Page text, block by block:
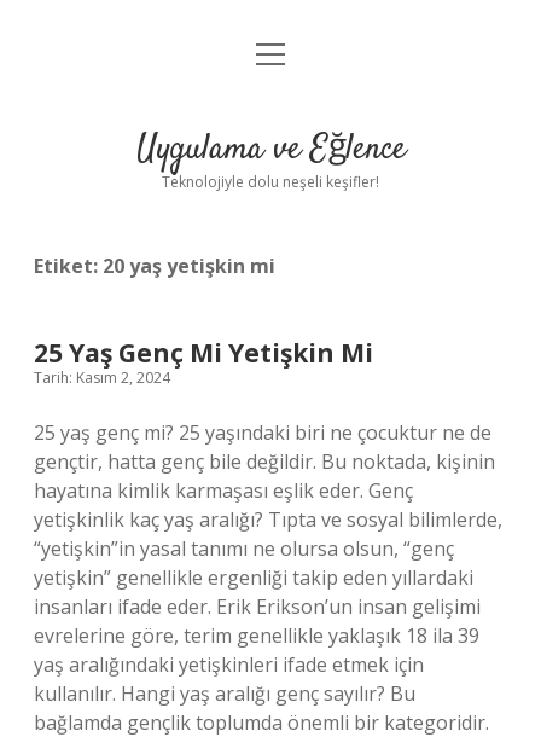
Anasayfa
Yasal Uyarı
menüyü
Uygulama ve Eğlence
Teknolojiyle dolu neşeli keşifler!
Etiket: 20 yaş yetişkin mi
25 Yaş Genç Mi Yetişkin Mi
Tarih: Kasım 2, 2024
25 yaş genç mi? 25 yaşındaki biri ne çocuktur ne de
gençtir, hatta genç bile değildir. Bu noktada, kişinin
hayatına kimlik karmaşası eşlik eder. Genç
yetişkinlik kaç yaş aralığı? Tıpta ve sosyal bilimlerde,
“yetişkin”in yasal tanımı ne olursa olsun, “genç
yetişkin” genellikle ergenliği takip eden yıllardaki
insanları ifade eder. Erik Erikson’un insan gelişimi
evrelerine göre, terim genellikle yaklaşık 18 ila 39
yaş aralığındaki yetişkinleri ifade etmek için
kullanılır. Hangi yaş aralığı genç sayılır? Bu
bağlamda gençlik toplumda önemli bir kategoridir.